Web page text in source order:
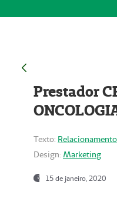
Prestador
Texto:
Design: Marketing
15 de janeiro, 2020